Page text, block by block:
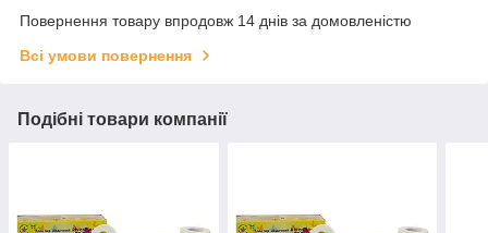
Повернення товару впродовж 14 днів за домовленістю
Всі умови повернення
Подібні товари компанії